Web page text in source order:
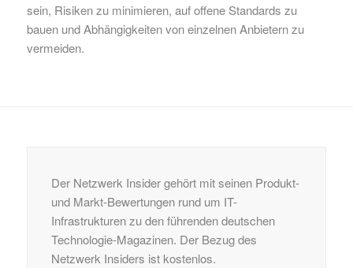
sein, Risiken zu minimieren, auf offene Standards zu
bauen und Abhängigkeiten von einzelnen Anbietern zu
vermeiden.
Der Netzwerk Insider gehört mit seinen Produkt-
und Markt-Bewertungen rund um IT-
Infrastrukturen zu den führenden deutschen
Technologie-Magazinen. Der Bezug des
Netzwerk Insiders ist kostenlos.